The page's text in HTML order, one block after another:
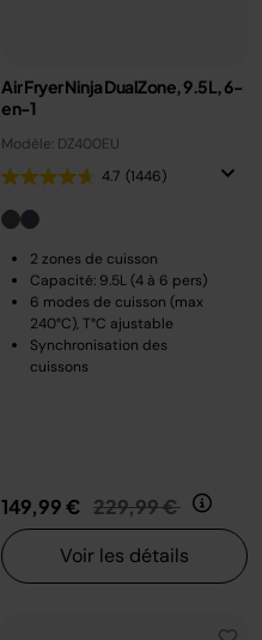
Air Fryer Ninja DualZone, 9.5L, 6-
en-1
Modèle: DZ400EU
4.7 (1446)
2 zones de cuisson
Capacité: 9.5L (4 à 6 pers)
6 modes de cuisson (max
240°C), T°C ajustable
Synchronisation des
cuissons
149,99 € Prix réduit de
229,99 € au
Voir les détails